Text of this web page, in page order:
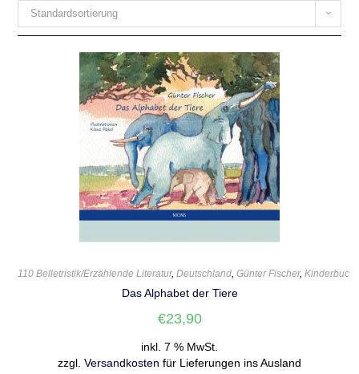
Standardsortierung
110 Belletristik/Erzählende Literatur,Deutschland,Günter Fischer,Kinderbuch
Das Alphabet der Tiere
€23,90
inkl. 7 % MwSt.
zzgl. Versandkosten für Lieferungen ins Ausland